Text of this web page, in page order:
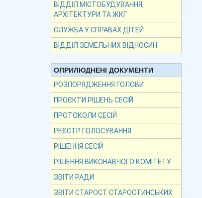
ВІДДІЛ МІСТОБУДУВАННЯ,
АРХІТЕКТУРИ ТА ЖКГ
СЛУЖБА У СПРАВАХ ДІТЕЙ
ВІДДІЛ ЗЕМЕЛЬНИХ ВІДНОСИН
ОПРИЛЮДНЕНІ ДОКУМЕНТИ
РОЗПОРЯДЖЕННЯ ГОЛОВИ
ПРОЄКТИ РІШЕНЬ СЕСІЙ
ПРОТОКОЛИ СЕСІЙ
РЕЄСТР ГОЛОСУВАННЯ
РІШЕННЯ СЕСІЙ
РІШЕННЯ ВИКОНАВЧОГО КОМІТЕТУ
ЗВІТИ РАДИ
ЗВІТИ СТАРОСТ СТАРОСТИНСЬКИХ